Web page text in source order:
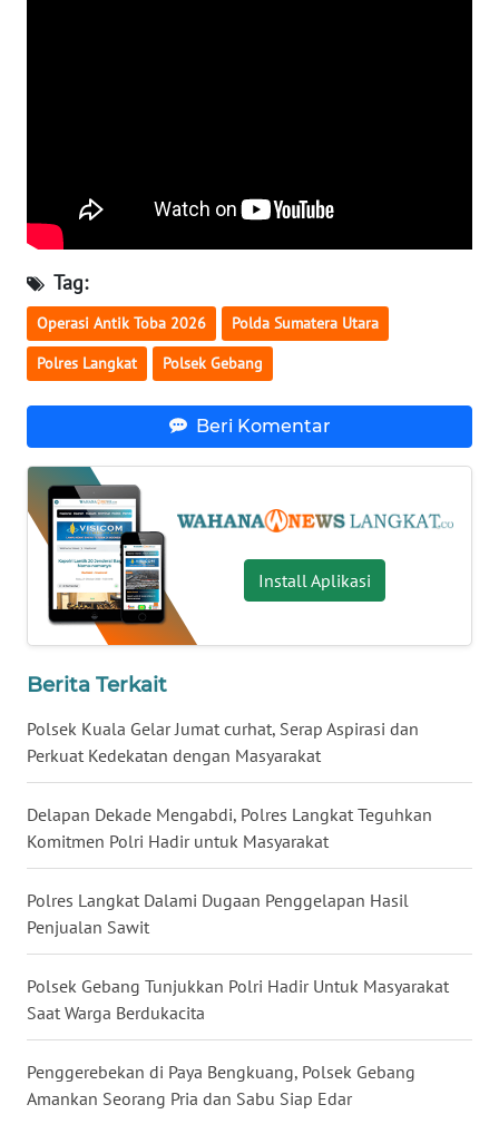
Tag:
Operasi Antik Toba 2026 Polda Sumatera Utara
Polres Langkat Polsek Gebang
Beri Komentar
Install Aplikasi
Berita Terkait
Polsek Kuala Gelar Jumat curhat, Serap Aspirasi dan
Perkuat Kedekatan dengan Masyarakat
Delapan Dekade Mengabdi, Polres Langkat Teguhkan
Komitmen Polri Hadir untuk Masyarakat
Polres Langkat Dalami Dugaan Penggelapan Hasil
Penjualan Sawit
Polsek Gebang Tunjukkan Polri Hadir Untuk Masyarakat
Saat Warga Berdukacita
Penggerebekan di Paya Bengkuang, Polsek Gebang
Amankan Seorang Pria dan Sabu Siap Edar
WN
KALTIM
WN
SULSEL
WN
SULUT
WN
MALUKU
WN
MALUT
DAIRI
WN
DANAU
TOBA
WN
LANGKAT
TAPANULI
SELATAN